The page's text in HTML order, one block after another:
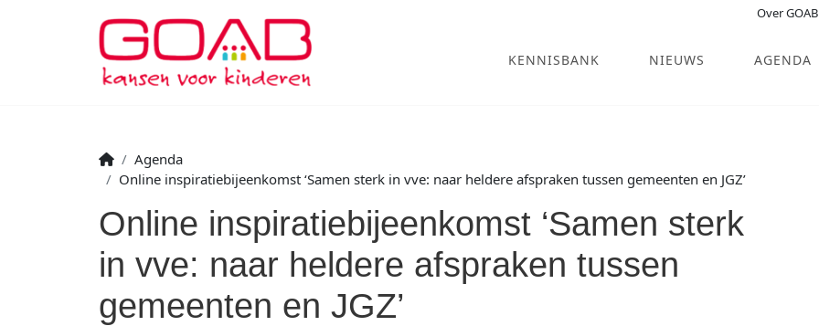
Over GOAB
KENNISBANK NIEUWS AGENDA
Agenda
Online inspiratiebijeenkomst ‘Samen sterk in vve: naar heldere afspraken tussen gemeenten en JGZ’
Online inspiratiebijeenkomst ‘Samen sterk
in vve: naar heldere afspraken tussen
gemeenten en JGZ’